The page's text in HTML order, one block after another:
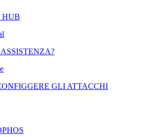
HUB
GLI ATTACCHI